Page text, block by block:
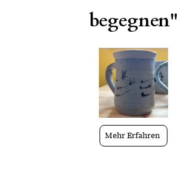
begegnen"
Mehr Erfahren